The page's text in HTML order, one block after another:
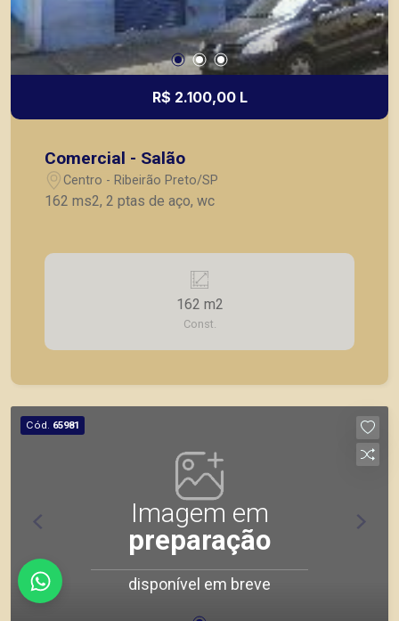
R$ 2.100,00 L
Comercial - Salão
Centro - Ribeirão Preto/SP
162 ms2, 2 ptas de aço, wc
162 m2
Const.
Cód. 65981
Imagem em
preparação
disponível em breve